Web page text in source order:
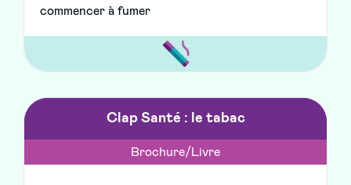
commencer à fumer
Clap Santé : le tabac
Brochure/Livre